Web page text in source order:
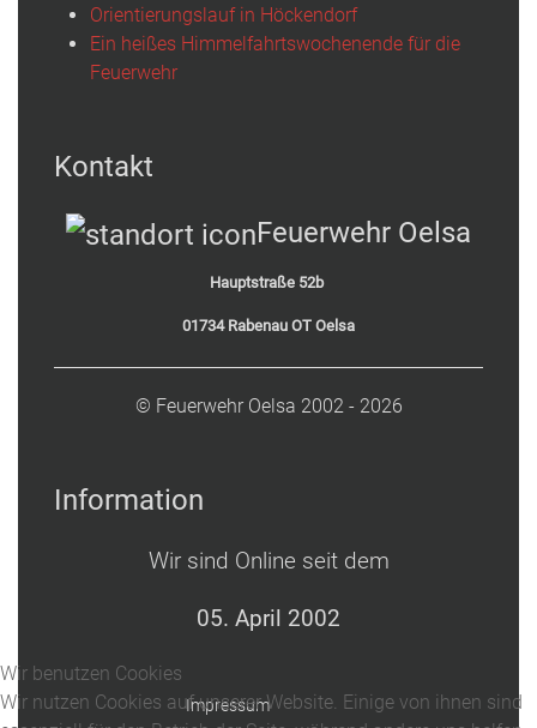
Orientierungslauf in Höckendorf
Ein heißes Himmelfahrtswochenende für die
Feuerwehr
Kontakt
Feuerwehr Oelsa
Hauptstraße 52b
01734 Rabenau OT Oelsa
© Feuerwehr Oelsa 2002 - 2026
Information
Wir sind Online seit dem
05. April 2002
Impressum
Wir benutzen Cookies
Wir nutzen Cookies auf unserer Website. Einige von ihnen sind